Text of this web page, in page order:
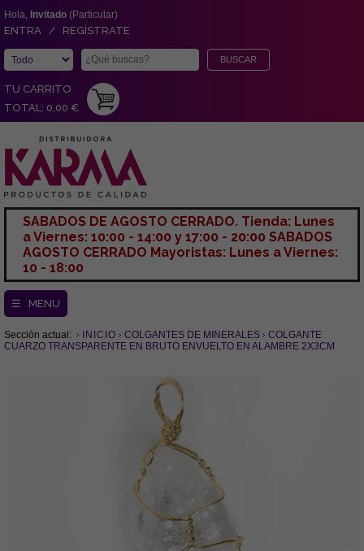
Hola, Invitado (Particular)
ENTRA / REGÍSTRATE
TU CARRITO
TOTAL: 0,00 €
SABADOS DE AGOSTO CERRADO. Tienda: Lunes
a Viernes: 10:00 - 14:00 y 17:00 - 20:00 SABADOS
AGOSTO CERRADO Mayoristas: Lunes a Viernes:
10 - 18:00
☰ MENU
Sección actual: INICIO COLGANTES DE MINERALES
COLGANTE
CUARZO TRANSPARENTE EN BRUTO ENVUELTO EN ALAMBRE 2X3CM